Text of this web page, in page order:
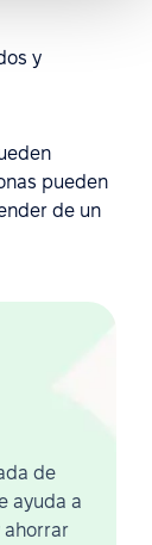
y
pueden
de un
de
ayuda a
ahorrar